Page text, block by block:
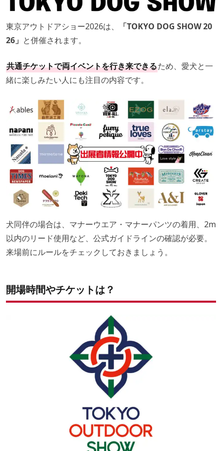
東京アウトドアショー2026は、
「TOKYO DOG SHOW 20
26」 と併催されます。
共通チケットで両イベントを行き来できるため、愛犬と一
緒に楽しみたい人にも注目の内容です。
犬同伴の場合は、マナーウエア・マナーパンツの着用、2m
以内のリード使用など、公式ガイドラインの確認が必要。
来場前にルールをチェックしておきましょう。
開場時間やチケットは？